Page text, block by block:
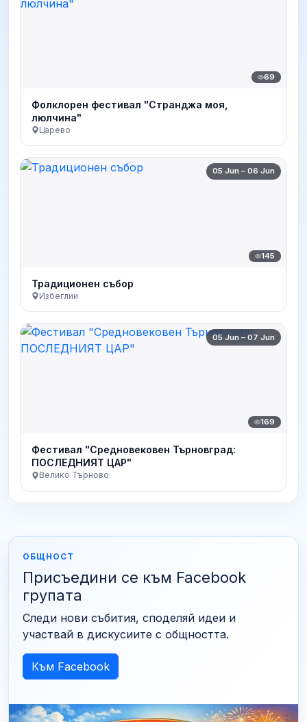
69
Фолклорен фестивал "Странджа моя,
люлчина"
Царево
05 Jun – 06 Jun
145
Традиционен събор
Избеглии
05 Jun – 07 Jun
169
Фестивал "Средновековен Търновград:
ПОСЛЕДНИЯТ ЦАР"
Велико Търново
ОБЩНОСТ
Присъедини се към Facebook
групата
Следи нови събития, споделяй идеи и
участвай в дискусиите с общността.
Към Facebook